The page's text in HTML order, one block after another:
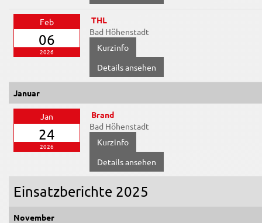
Feb
06
2026
THL
Bad Höhenstadt
Details ansehen
Januar
Jan
24
2026
Brand
Bad Höhenstadt
Details ansehen
Einsatzberichte 2025
November